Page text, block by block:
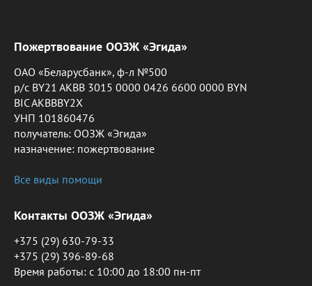
Пожертвование ООЗЖ «Эгида»
ОАО «Беларусбанк», ф-л №500
р/с BY21 AKBB 3015 0000 0426 6600 0000 BYN
BIC AKBBBY2X
УНП 101860476
получатель: ООЗЖ «Эгида»
назначение: пожертвование
Все виды помощи
Контакты ООЗЖ «Эгида»
+375 (29) 630-79-33
+375 (29) 396-89-68
Время работы: c 10:00 до 18:00 пн-пт